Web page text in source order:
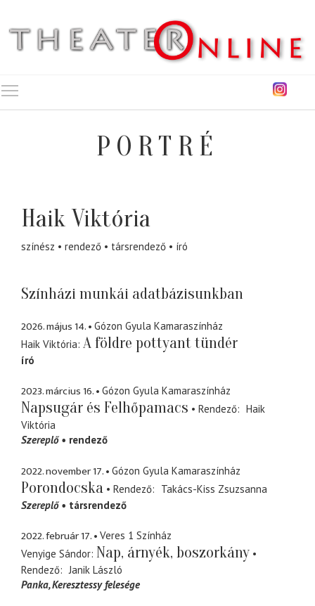
PORTRÉ
Haik Viktória
színész rendező társrendező író
Színházi munkái adatbázisunkban
2026. május 14.
Gózon Gyula Kamaraszínház
Haik Viktória A földre pottyant tündér
író
2023. március 16. Gózon Gyula Kamaraszínház
Napsugár és Felhőpamacs Rendező
Haik
Viktória
Szereplő
rendező
2022. november 17. Gózon Gyula Kamaraszínház
Porondocska Rendező
Takács-Kiss Zsuzsanna
Szereplő
társrendező
2022. február 17.
Veres 1 Színház
Venyige Sándor Nap, árnyék, boszorkány
Rendező
Janik László
Panka Keresztessy felesége